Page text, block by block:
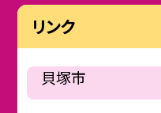
リンク
貝塚市